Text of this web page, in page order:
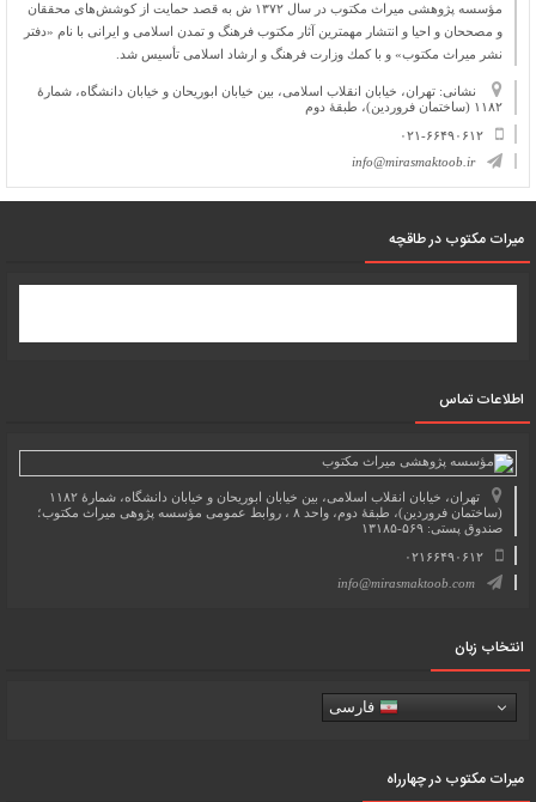
مؤسسه پژوهشی میراث مكتوب در سال ۱۳۷۲ ش به قصد حمایت از كوشش‌های محققان
و مصححان و احیا و انتشار مهمترین آثار مكتوب فرهنگ و تمدن اسلامی و ایرانی با نام «دفتر
نشر میراث مكتوب» و با كمك وزارت فرهنگ و ارشاد اسلامی تأسیس شد.
نشانی: تهران، خیابان انقلاب اسلامی، بین خیابان ابوریحان و خیابان دانشگاه، شمارۀ
۱۱۸۲ (ساختمان فروردین)، طبقۀ دوم
۰۲۱-۶۶۴۹۰۶۱۲
info@mirasmaktoob.ir
میرات مکتوب در طاقچه
اطلاعات تماس
تهران، خیابان انقلاب اسلامی، بین خیابان ابوریحان و خیابان دانشگاه، شمارۀ ۱۱۸۲
(ساختمان فروردین)، طبقۀ دوم، واحد ۸ ، روابط عمومی مؤسسه پژوهی میراث مکتوب؛
صندوق پستی: ۵۶۹-۱۳۱۸۵
۰۲۱۶۶۴۹۰۶۱۲
info@mirasmaktoob.com
انتخاب زبان
فارسی
میرات مکتوب در چهارراه